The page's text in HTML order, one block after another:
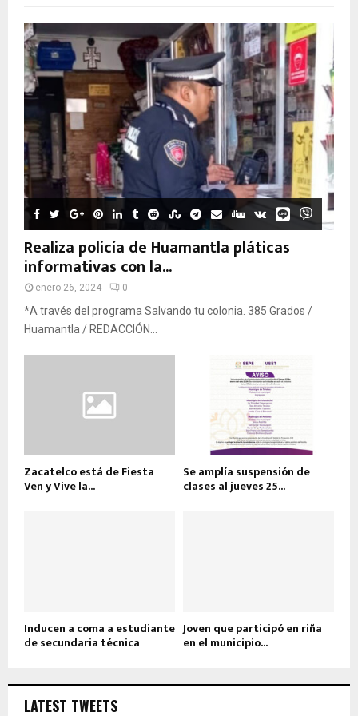
Realiza policía de Huamantla pláticas
informativas con la...
enero 26, 2024 0
*A través del programa Salvando tu colonia. 385 Grados /
Huamantla / REDACCIÓN...
Zacatelco está de Fiesta
Ven y Vive la...
Se amplía suspensión de
clases al jueves 25...
Inducen a coma a estudiante
de secundaria técnica
Joven que participó en riña
en el municipio...
LATEST TWEETS